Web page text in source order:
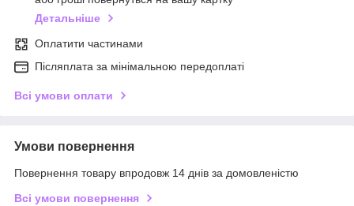
Детальніше
Оплатити частинами
Післяплата за мінімальною передоплаті
Всі умови оплати
Умови повернення
Повернення товару впродовж 14 днів за домовленістю
Всі умови повернення